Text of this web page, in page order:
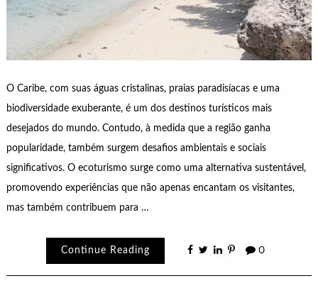
O Caribe, com suas águas cristalinas, praias paradisíacas e uma
biodiversidade exuberante, é um dos destinos turísticos mais
desejados do mundo. Contudo, à medida que a região ganha
popularidade, também surgem desafios ambientais e sociais
significativos. O ecoturismo surge como uma alternativa sustentável,
promovendo experiências que não apenas encantam os visitantes,
mas também contribuem para …
Continue Reading 0